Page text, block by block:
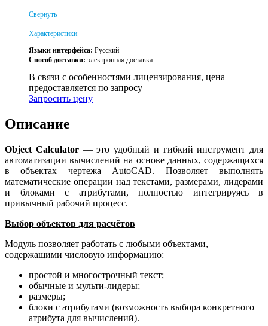
Свернуть
Характеристики
Языки интерфейса: Русский
Способ доставки: электронная доставка
В связи с особенностями лицензирования, цена
предоставляется по запросу
Запросить цену
Описание
Object Calculator— это удобный и гибкий инструмент для
автоматизации вычислений на основе данных, содержащихся
в объектах чертежа AutoCAD. Позволяет выполнять
математические операции над текстами, размерами, лидерами
и блоками с атрибутами, полностью интегрируясь в
привычный рабочий процесс.
Выбор объектов для расчётов
Модуль позволяет работать с любыми объектами,
содержащими числовую информацию:
простой и многострочный текст;
обычные и мульти‑лидеры;
размеры;
блоки с атрибутами (возможность выбора конкретного
атрибута для вычислений).